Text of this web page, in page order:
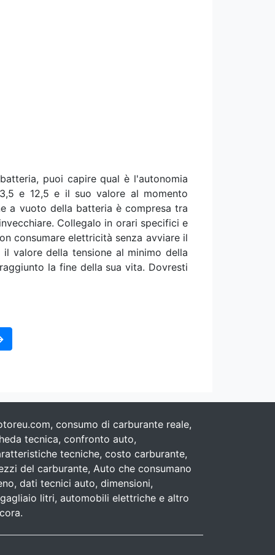
puoi capire qual è l'autonomia
e 12,5 e il suo valore al momento
a vuoto della batteria è compresa tra
Collegalo in orari specifici e
consumare elettricità senza avviare il
valore della tensione al minimo della
la fine della sua vita. Dovresti
consumo di carburante reale,
tecnica, confronto auto,
tecniche, costo carburante,
del carburante, Auto che consumano
dati tecnici auto, dimensioni,
litri, automobili elettriche e altro